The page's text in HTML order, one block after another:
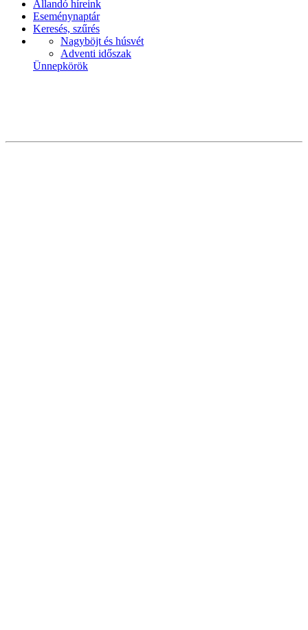
Állandó híreink
Eseménynaptár
Keresés, szűrés
Nagyböjt és húsvét
Adventi időszak
Ünnepkörök